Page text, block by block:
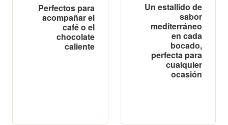
Perfectos para
acompañar el
café o el
chocolate
caliente
Un estallido de
sabor
mediterráneo
en cada
bocado,
perfecta para
cualquier
ocasión